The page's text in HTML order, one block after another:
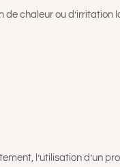
chaleur ou
l’utilisation d’un